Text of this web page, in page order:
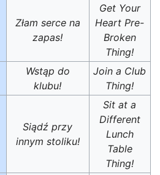
Złam serce na
zapas!
Get Your
Heart Pre-
Broken
Thing!
Wstąp do
klubu!
Join a Club
Thing!
Siądź przy
innym stoliku!
Sit at a
Different
Lunch
Table
Thing!